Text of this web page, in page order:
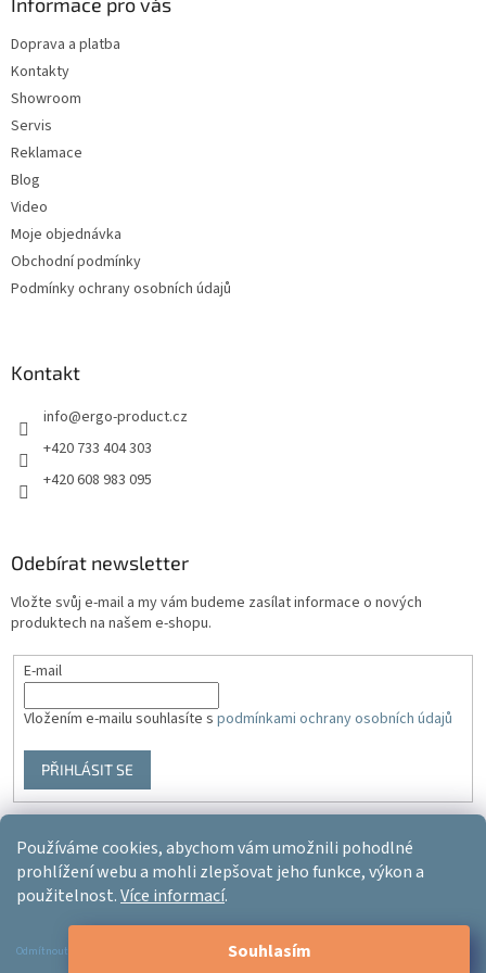
Používáme cookies, abychom vám umožnili pohodlné
prohlížení webu a mohli zlepšovat jeho funkce, výkon a
použitelnost.Více informací.
Odmítnout Souhlasím
Doprava a platba
Kontakty
Showroom
Servis
Reklamace
Blog
Video
Moje objednávka
Obchodní podmínky
Podmínky ochrany osobních údajů
Kontakt
info@ergo-product.cz
+420 733 404 303
+420 608 983 095
Odebírat newsletter
Vložte svůj e-mail a my vám budeme zasílat informace o nových
produktech na našem e-shopu.
E-mail
Vložením e-mailu souhlasíte s podmínkami ochrany osobních údajů
PŘIHLÁSIT SE
Vytvořil Shoptet
Copyright 2026Ergo-product. Všechna práva vyhrazena.Upravit
nastavení cookies